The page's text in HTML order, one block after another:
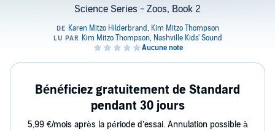
Science Series - Zoos, Book 2
Bénéficiez gratuitement de Standard
pendant 30 jours
5,99 €/mois après la période d’essai. Annulation possible à